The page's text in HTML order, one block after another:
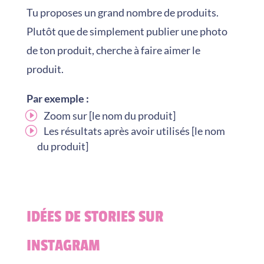
Tu proposes un grand nombre de produits.
Plutôt que de simplement publier une photo
de ton produit, cherche à faire aimer le
produit.
Par exemple :
Zoom sur [le nom du produit]
Les résultats après avoir utilisés [le nom
du produit]
IDÉES DE STORIES SUR
INSTAGRAM